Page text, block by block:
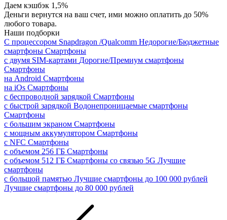
Даем кэшбэк 1,5%
Деньги вернутся на ваш счет, ими можно оплатить до 50%
любого товара.
Наши подборки
С процессором Snapdragon /Qualcomm Недорогие/Бюджетные
смартфоны Смартфоны
с двумя SIM-картами Дорогие/Премиум смартфоны
Смартфоны
на Android Смартфоны
на iOs Смартфоны
с беспроводной зарядкой Смартфоны
с быстрой зарядкой Водонепроницаемые смартфоны
Смартфоны
с большим экраном Смартфоны
с мощным аккумулятором Смартфоны
с NFC Смартфоны
с объемом 256 ГБ Смартфоны
с объемом 512 ГБ Смартфоны со связью 5G Лучшие
смартфоны
с большой памятью Лучшие смартфоны до 100 000 рублей
Лучшие смартфоны до 80 000 рублей